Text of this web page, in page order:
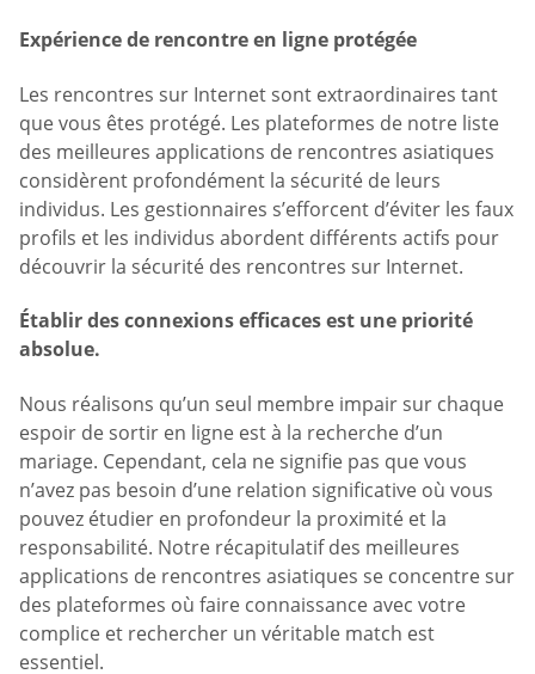
Expérience de rencontre en ligne protégée
Les rencontres sur Internet sont extraordinaires tant
que vous êtes protégé. Les plateformes de notre liste
des meilleures applications de rencontres asiatiques
considèrent profondément la sécurité de leurs
individus. Les gestionnaires s’efforcent d’éviter les faux
profils et les individus abordent différents actifs pour
découvrir la sécurité des rencontres sur Internet.
Établir des connexions efficaces est une priorité
absolue.
Nous réalisons qu’un seul membre impair sur chaque
espoir de sortir en ligne est à la recherche d’un
mariage. Cependant, cela ne signifie pas que vous
n’avez pas besoin d’une relation significative où vous
pouvez étudier en profondeur la proximité et la
responsabilité. Notre récapitulatif des meilleures
applications de rencontres asiatiques se concentre sur
des plateformes où faire connaissance avec votre
complice et rechercher un véritable match est
essentiel.